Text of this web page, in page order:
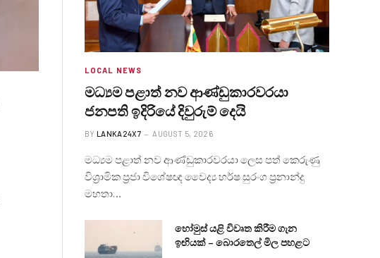
LOCAL NEWS
මධ්‍යම පළාත් නව ආණ්ඩුකාරවරයා
ජනපති ඉදිරියේ දිවුරුම් දෙයි
BY LANKA24X7 AUGUST 5, 2026
මධ්‍යම පළාත් නව ආණ්ඩුකාරවරයා ලෙස පත් කෙරුණු
විශ්‍රාමික ප්‍රජා විශේෂඥ වෛද්‍ය හර්ෂ සුරංග ප්‍රනාන්දු
මහතා…
හෝමුස් යළි විවෘත කිරීම ගැන
ඉඟියක් – බොරතෙල් මිල පහළට